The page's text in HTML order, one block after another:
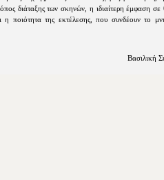
διάταξης των σκηνών, η ιδιαίτερη έμφαση
η ποιότητα της εκτέλεσης, που συνδέουν το
Βασιλική